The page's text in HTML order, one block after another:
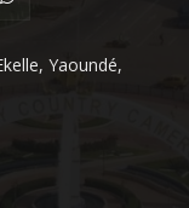
Yaoundé,